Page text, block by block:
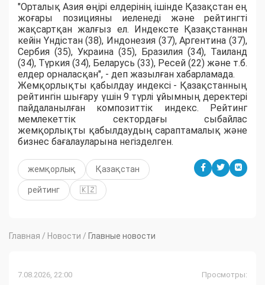
"Орталық Азия өңірі елдерінің ішінде Қазақстан ең
жоғары позицияны иеленеді және рейтингті
жақсартқан жалғыз ел. Индексте Қазақстаннан
кейін Үндістан (38), Индонезия (37), Аргентина (37),
Сербия (35), Украина (35), Бразилия (34), Таиланд
(34), Түркия (34), Беларусь (33), Ресей (22) және т.б.
елдер орналасқан", - деп жазылған хабарламада.
Жемқорлықты қабылдау индексі - Қазақстанның
рейтингін шығару үшін 9 түрлі ұйымның деректері
пайдаланылған композиттік индекс. Рейтинг
мемлекеттік сектордағы сыбайлас
жемқорлықты қабылдаудың сараптамалық және
бизнес бағалауларына негізделген.
жемқорлық Қазақстан
рейтинг 🇰🇿
Главная / Новости / Главные новости
7.08.2026, 22:00 Просмотры: